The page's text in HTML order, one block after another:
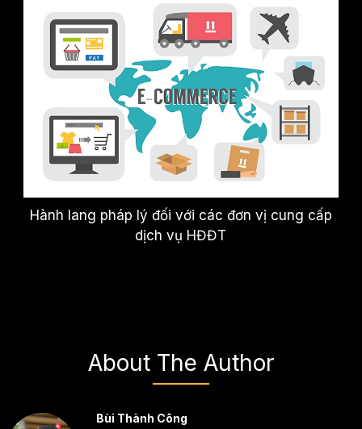
Hành lang pháp lý đối với các đơn vị cung cấp
dịch vụ HĐĐT
About The Author
Bùi Thành Công